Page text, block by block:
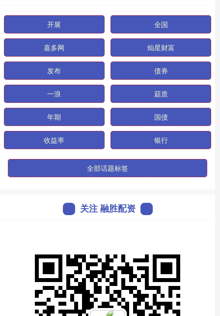
开展 全国
嘉多网 灿星财富
发布 债券
一浪 菇质
年期 国债
收益率 银行
全部话题标签
关注 融胜配资